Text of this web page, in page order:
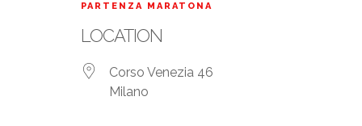
PARTENZA MARATONA
LOCATION
Corso Venezia 46
Milano